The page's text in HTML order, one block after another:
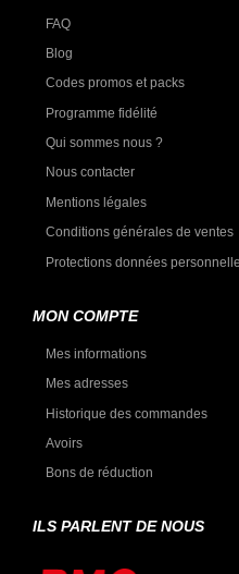
FAQ
Blog
Codes promos et packs
Programme fidélité
Qui sommes nous ?
Nous contacter
Mentions légales
Conditions générales de ventes
Protections données
MON COMPTE
Mes informations
Mes adresses
Historique des commandes
Avoirs
Bons de réduction
ILS PARLENT DE NOUS